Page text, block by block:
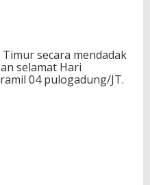
secara mendadak
selamat Hari
04 pulogadung/JT.